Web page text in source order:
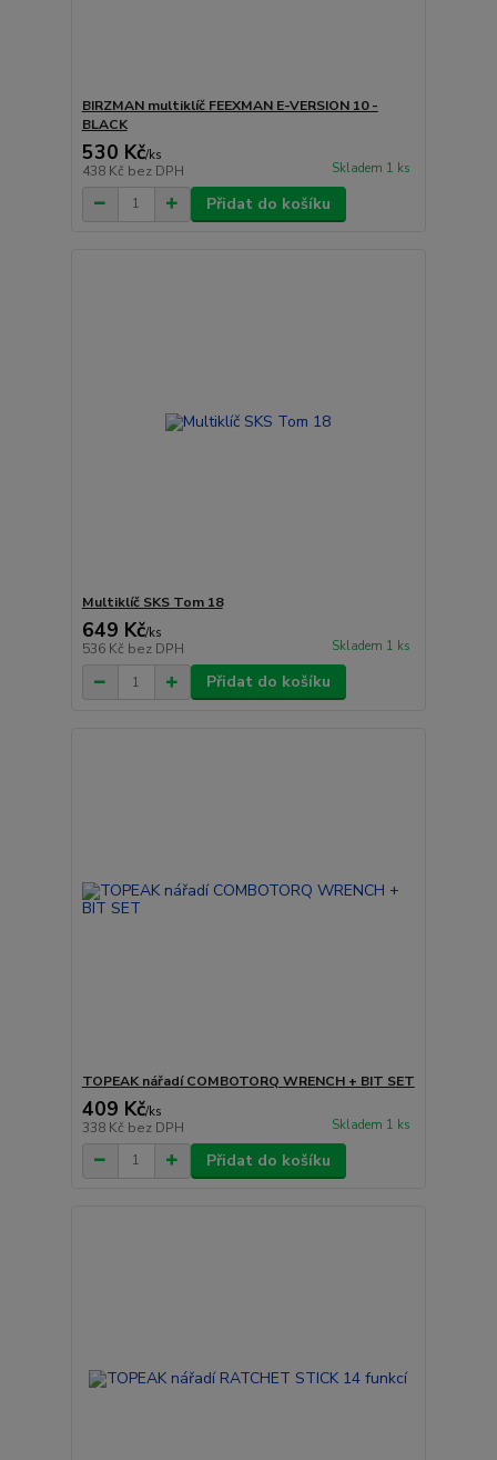
BIRZMAN multiklíč FEEXMAN E-VERSION 10 -
BLACK
530 Kč/ks
438 Kč bez DPH Skladem 1 ks
Přidat do košíku
Multiklíč SKS Tom 18
649 Kč/ks
536 Kč bez DPH Skladem 1 ks
Přidat do košíku
TOPEAK nářadí COMBOTORQ WRENCH + BIT SET
409 Kč/ks
338 Kč bez DPH Skladem 1 ks
Přidat do košíku